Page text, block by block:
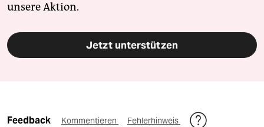
unsere Aktion.
Jetzt unterstützen
Feedback Kommentieren Fehlerhinweis